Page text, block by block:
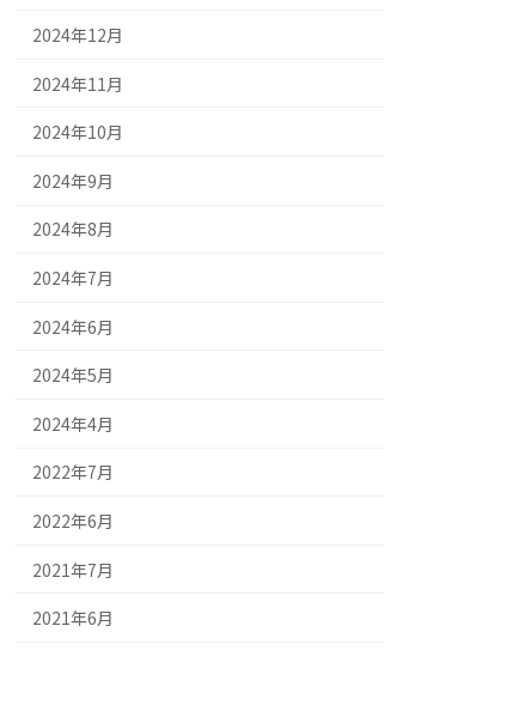
2024年12月
2024年11月
2024年10月
2024年9月
2024年8月
2024年7月
2024年6月
2024年5月
2024年4月
2022年7月
2022年6月
2021年7月
2021年6月